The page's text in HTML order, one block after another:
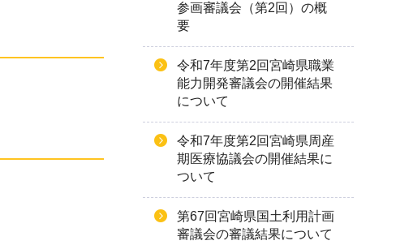
参画審議会（第2回）の概
要
令和7年度第2回宮崎県職業
能力開発審議会の開催結果
について
令和7年度第2回宮崎県周産
期医療協議会の開催結果に
ついて
第67回宮崎県国土利用計画
審議会の審議結果について